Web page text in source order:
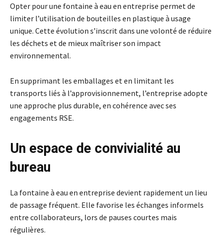
Opter pour une fontaine à eau en entreprise permet de
limiter l’utilisation de bouteilles en plastique à usage
unique. Cette évolution s’inscrit dans une volonté de réduire
les déchets et de mieux maîtriser son impact
environnemental.
En supprimant les emballages et en limitant les
transports liés à l’approvisionnement, l’entreprise adopte
une approche plus durable, en cohérence avec ses
engagements RSE.
Un espace de convivialité au
bureau
La fontaine à eau en entreprise devient rapidement un lieu
de passage fréquent. Elle favorise les échanges informels
entre collaborateurs, lors de pauses courtes mais
régulières.